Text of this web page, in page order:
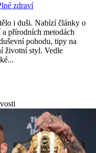
zdraví
i duši. Nabízí články o
přírodních metodách
pohodu, tipy na
životní styl. Vedle